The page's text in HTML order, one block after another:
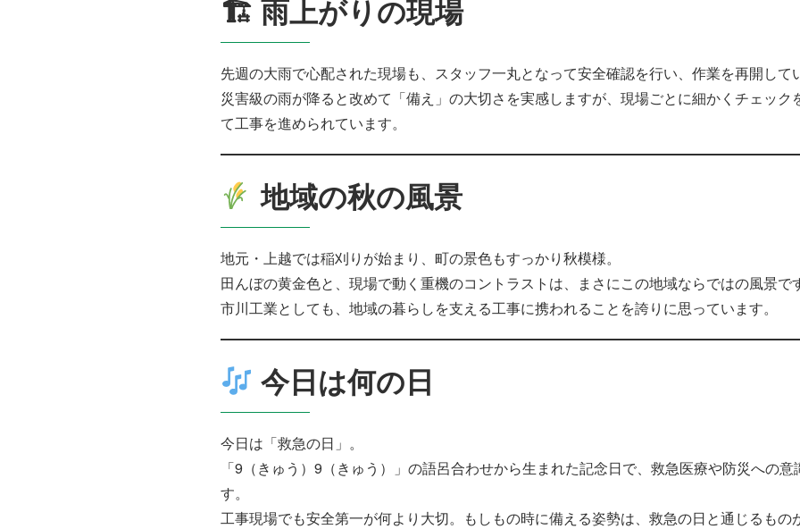
🏗 雨上がりの現場
先週の大雨で心配された現場も、スタッフ一丸となって安全確認を行い、作業を再開して
災害級の雨が降ると改めて「備え」の大切さを実感しますが、現場ごとに細かくチェック
て工事を進められています。
地域の秋の風景
地元・上越では稲刈りが始まり、町の景色もすっかり秋模様。
田んぼの黄金色と、現場で動く重機のコントラストは、まさにこの地域ならではの風景で
市川工業としても、地域の暮らしを支える工事に携われることを誇りに思っています。
今日は何の日
今日は「救急の日」。
「9（きゅう）9（きゅう）」の語呂合わせから生まれた記念日で、救急医療や防災への
す。
工事現場でも安全第一が何より大切。もしもの時に備える姿勢は、救急の日と通じるもの